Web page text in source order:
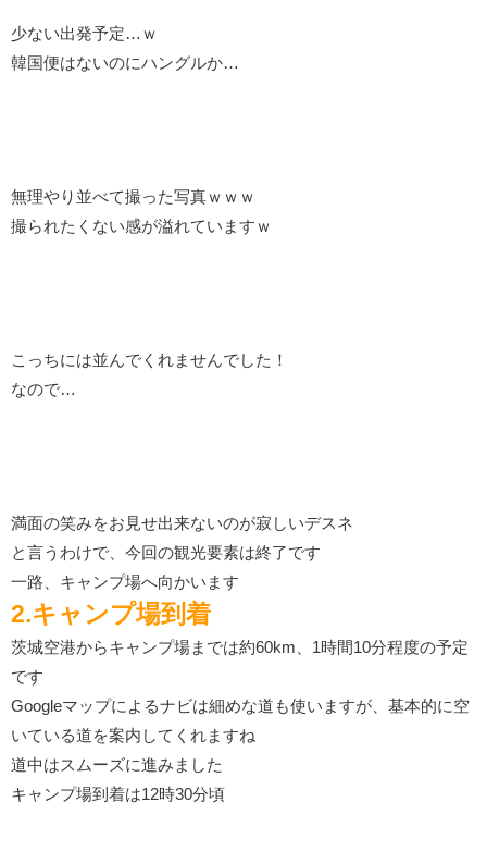
少ない出発予定…ｗ
韓国便はないのにハングルか…
無理やり並べて撮った写真ｗｗｗ
撮られたくない感が溢れていますｗ
こっちには並んでくれませんでした！
なので…
満面の笑みをお見せ出来ないのが寂しいデスネ
と言うわけで、今回の観光要素は終了です
一路、キャンプ場へ向かいます
2.キャンプ場到着
茨城空港からキャンプ場までは約60km、1時間10分程度の予定
です
Googleマップによるナビは細めな道も使いますが、基本的に空
いている道を案内してくれますね
道中はスムーズに進みました
キャンプ場到着は12時30分頃